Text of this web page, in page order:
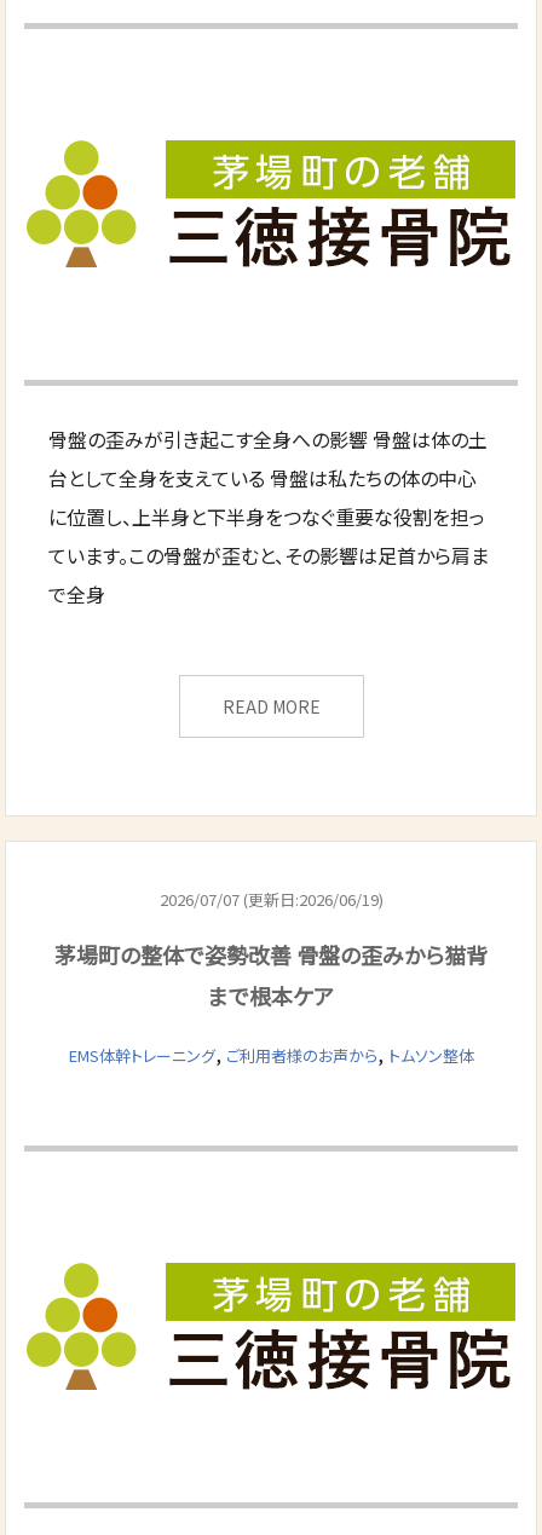
骨盤の歪みが引き起こす全身への影響 骨盤は体の土
台として全身を支えている 骨盤は私たちの体の中心
に位置し、上半身と下半身をつなぐ重要な役割を担っ
ています。この骨盤が歪むと、その影響は足首から肩ま
で全身
READ MORE
2026/07/07 (更新日:2026/06/19)
茅場町の整体で姿勢改善 骨盤の歪みから猫背
まで根本ケア
EMS体幹トレーニング, ご利用者様のお声から, トムソン整体